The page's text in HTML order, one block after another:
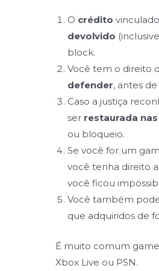
O crédito
devolvido
block.
Você tem o direito
defender, antes
Caso a justiça
ser restaurada
ou bloqueio.
Se você for um
você tenha direito
você ficou
Você também
que adquiridos de
É muito comum
Xbox Live ou PSN.